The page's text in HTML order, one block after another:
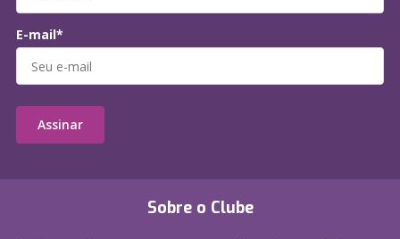
Sobre o Clube
E-mail*
Assinar